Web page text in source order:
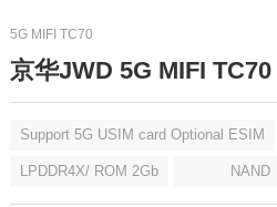
5G MIFI TC70
京华JWD 5G MIFI TC70
Support 5G USIM card Optional ESIM
LPDDR4X/ ROM 2Gb NAND